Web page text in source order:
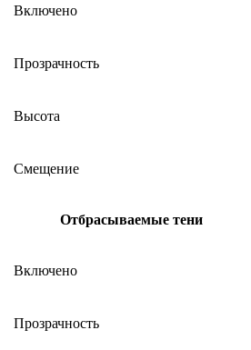
Включено
Прозрачность
Высота
Смещение
Отбрасываемые тени
Включено
Прозрачность